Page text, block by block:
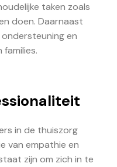
taken zoals
doen. Daarnaast
en
in de thuiszorg
van empathie en
zijn om zich in te